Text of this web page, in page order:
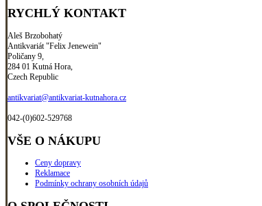
RYCHLÝ KONTAKT
Aleš Brzobohatý
Antikvariát "Felix Jenewein"
Poličany 9,
284 01 Kutná Hora,
Czech Republic
antikvariat@antikvariat-kutnahora.cz
042-(0)602-529768
VŠE O NÁKUPU
Ceny dopravy
Reklamace
Podmínky ochrany osobních údajů